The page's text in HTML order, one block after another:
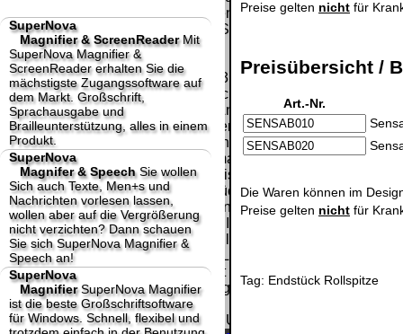
Preise gelten nicht für
Preisübersicht /
Art.-Nr.
Die Waren können im
Preise gelten nicht für
Tag: Endstück Rollspitze
SuperNova
Magnifier & ScreenReaderMit
SuperNova Magnifier &
ScreenReader erhalten Sie die
mächstigste Zugangssoftware auf
dem Markt. Großschrift,
Sprachausgabe und
Brailleunterstützung, alles in einem
Produkt.
SuperNova
Magnifer & SpeechSie wollen
Sich auch Texte, Men+s und
Nachrichten vorlesen lassen,
wollen aber auf die Vergrößerung
nicht verzichten? Dann schauen
Sie sich SuperNova Magnifier &
Speech an!
SuperNova
MagnifierSuperNova Magnifier
ist die beste Großschriftsoftware
für Windows. Schnell, flexibel und
technische Änderungen vorbehalten.
letzte Änderung: 24. Juni 2026 fluSoft Spezial
Computer Technik,
Mit einem Urteil vom 12.05.1998 - 312 O 85/98 -
Haftung für Links hat das Landgericht Hamburg
entschieden, dass man durch die Anbringung
eines Links, die Inhalte der gelinkten Seite ggf.
mit zu verantworten hat. Dieses kann nur
dadurch verhindert werden, dass man sich
ausdrücklich von diesen Inhalten distanziert.
Hiermit distanzieren wir uns ausdrücklich von
allen Inhalten, aller gelinkten Seiten auf unserer
Homepage und machen uns diese Inhalte nicht
zu eigen. Diese Erklärung gilt für alle auf
unserer Homepage angebrachten Links.
Die Europäische Kommission stellt eine
Plattform zur Online-Streitbeilegung (OS) bereit.
Die Plattform finden Sie unter
http://ec.europa.eu/consumers/odr/
Unsere E-